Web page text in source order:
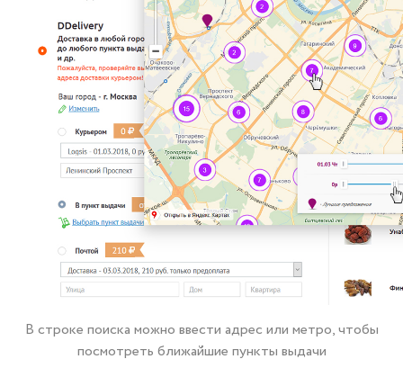
В строке поиска можно ввести адрес или метро, чтобы
посмотреть ближайшие пункты выдачи